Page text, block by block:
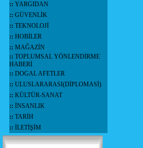
:: YARGIDAN
:: GÜVENLİK
:: TEKNOLOJİ
:: HOBİLER
:: MAĞAZİN
:: TOPLUMSAL YÖNLENDİRME
HABERİ
:: DOGAL AFETLER
:: ULUSLARARASI(DİPLOMASİ)
:: KÜLTÜR-SANAT
:: İNSANLIK
:: TARİH
:: İLETİŞİM